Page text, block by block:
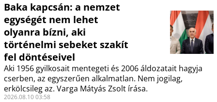
Baka kapcsán: a nemzet
egységét nem lehet
olyanra bízni, aki
történelmi sebeket szakít
fel döntéseivel
Aki 1956 gyilkosait mentegeti és 2006 áldozatait hagyja
cserben, az egyszerűen alkalmatlan. Nem jogilag,
erkölcsileg az. Varga Mátyás Zsolt írása.
2026.08.10 03:58